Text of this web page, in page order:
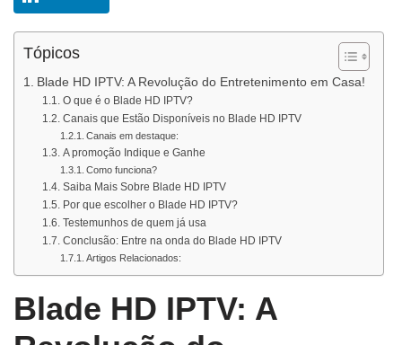
Tópicos
Blade HD IPTV: A Revolução do Entretenimento em Casa!
O que é o Blade HD IPTV?
Canais que Estão Disponíveis no Blade HD IPTV
Canais em destaque:
A promoção Indique e Ganhe
Como funciona?
Saiba Mais Sobre Blade HD IPTV
Por que escolher o Blade HD IPTV?
Testemunhos de quem já usa
Conclusão: Entre na onda do Blade HD IPTV
Artigos Relacionados:
Blade HD IPTV: A